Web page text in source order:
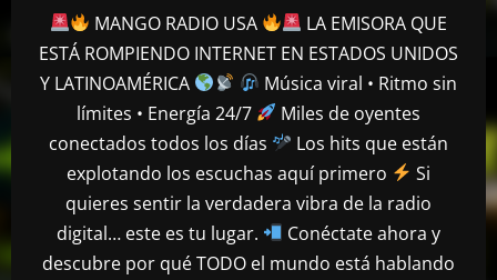
MANGO RADIO USA
LA EMISORA QUE
ESTÁ ROMPIENDO INTERNET EN ESTADOS UNIDOS
Y LATINOAMÉRICA
Música viral • Ritmo sin
límites • Energía 24/7
Miles de oyentes
conectados todos los días
Los hits que están
explotando los escuchas aquí primero
Si
quieres sentir la verdadera vibra de la radio
digital… este es tu lugar.
Conéctate ahora y
descubre por qué TODO el mundo está hablando
mango radio usa
Escolta presidencial se accidenta y deja